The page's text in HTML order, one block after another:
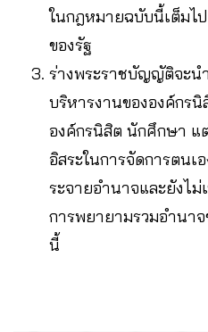
ในกฎหมายฉบับนี้เต็มไ
ของรัฐ
ร่างพระราชบัญญัติจะน
บริหารงานขององค์กร
องค์กรนิสิต นักศึกษา แ
อิสระในการจัดการตนเ
ระจายอำนาจและยังไ
การพยายามรวมอำนา
นี้